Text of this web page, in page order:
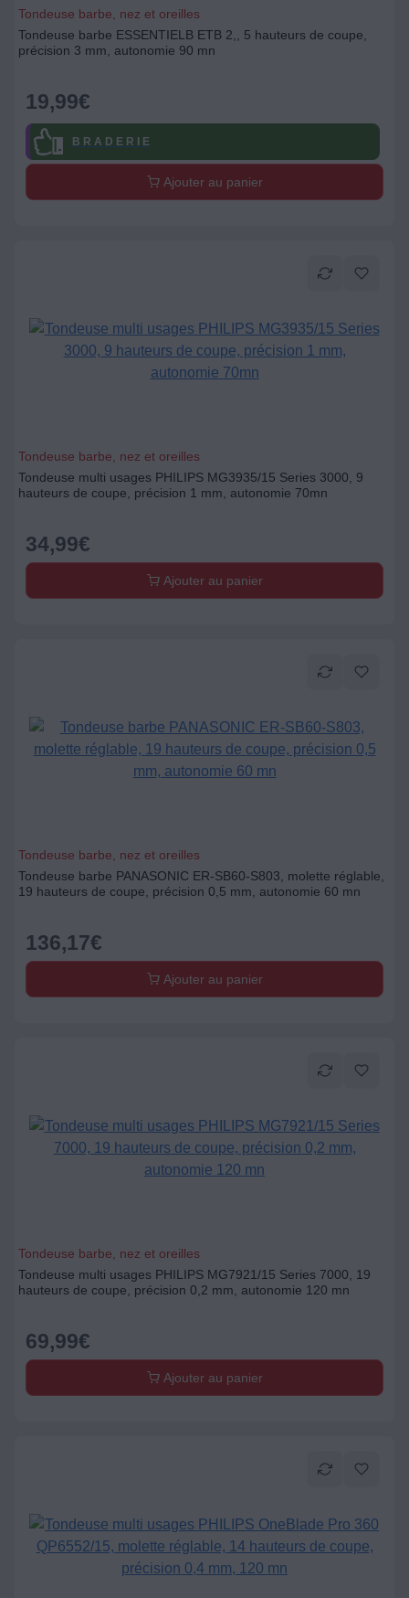
Tondeuse barbe, nez et oreilles
Tondeuse barbe ESSENTIELB ETB 2,, 5 hauteurs de coupe,
précision 3 mm, autonomie 90 mn
19,99€
B R A D E R I E
Ajouter au panier
Tondeuse barbe, nez et oreilles
Tondeuse multi usages PHILIPS MG3935/15 Series 3000, 9
hauteurs de coupe, précision 1 mm, autonomie 70mn
34,99€
Ajouter au panier
Tondeuse barbe, nez et oreilles
Tondeuse barbe PANASONIC ER-SB60-S803, molette réglable,
19 hauteurs de coupe, précision 0,5 mm, autonomie 60 mn
136,17€
Ajouter au panier
Tondeuse barbe, nez et oreilles
Tondeuse multi usages PHILIPS MG7921/15 Series 7000, 19
hauteurs de coupe, précision 0,2 mm, autonomie 120 mn
69,99€
Ajouter au panier